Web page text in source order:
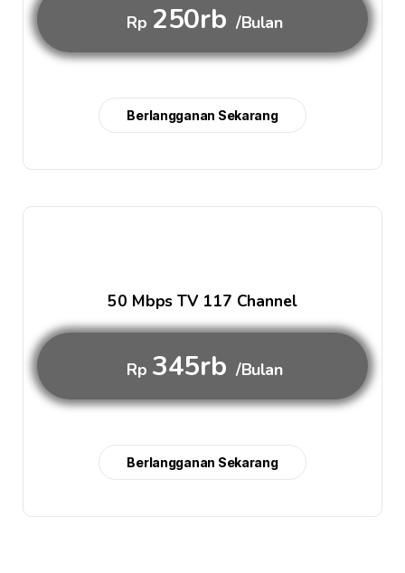
Rp 250rb /Bulan
Berlangganan Sekarang
50 Mbps TV 117 Channel
Rp 345rb /Bulan
Berlangganan Sekarang